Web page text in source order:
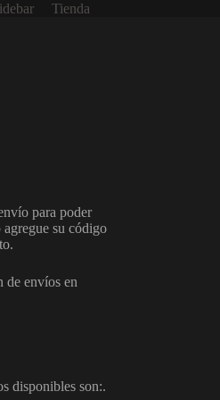
Tienda
para poder
su código
de envíos en
disponibles son:.